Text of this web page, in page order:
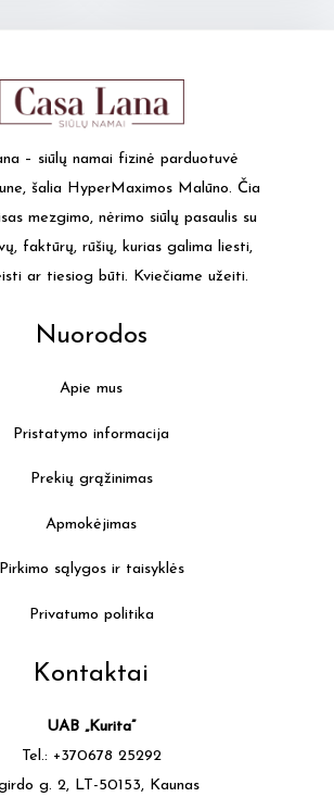
– siūlų namai fizinė parduotuvė
šalia HyperMaximos Malūno. Čia
mezgimo, nėrimo siūlų pasaulis su
faktūrų, rūšių, kurias galima liesti,
ar tiesiog būti. Kviečiame užeiti.
Nuorodos
Apie mus
Pristatymo informacija
Prekių grąžinimas
Apmokėjimas
Pirkimo sąlygos ir taisyklės
Privatumo politika
Kontaktai
UAB „Kurita”
Tel.: +370678 25292
g. 2, LT-50153, Kaunas